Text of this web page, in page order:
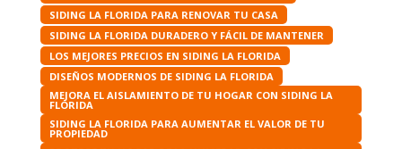
SIDING LA FLORIDA PARA RENOVAR TU CASA
SIDING LA FLORIDA DURADERO Y FÁCIL DE MANTENER
LOS MEJORES PRECIOS EN SIDING LA FLORIDA
DISEÑOS MODERNOS DE SIDING LA FLORIDA
MEJORA EL AISLAMIENTO DE TU HOGAR CON SIDING LA
FLORIDA
SIDING LA FLORIDA PARA AUMENTAR EL VALOR DE TU
PROPIEDAD